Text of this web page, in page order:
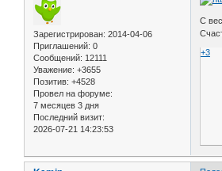
Зарегистрирован: 2014-04-06
Приглашений: 0
Сообщений: 12111
Уважение: +3655
Позитив: +4528
Провел на форуме:
7 месяцев 3 дня
Последний визит:
2026-07-21 14:23:53
С
+3